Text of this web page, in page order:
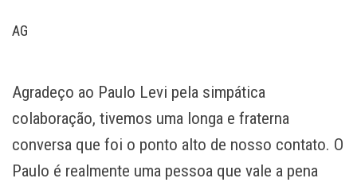
AG
Agradeço ao Paulo Levi pela simpática
colaboração, tivemos uma longa e fraterna
conversa que foi o ponto alto de nosso contato. O
Paulo é realmente uma pessoa que vale a pena